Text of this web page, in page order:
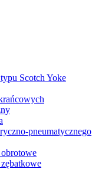
Scotch Yoke
pneumatycznego